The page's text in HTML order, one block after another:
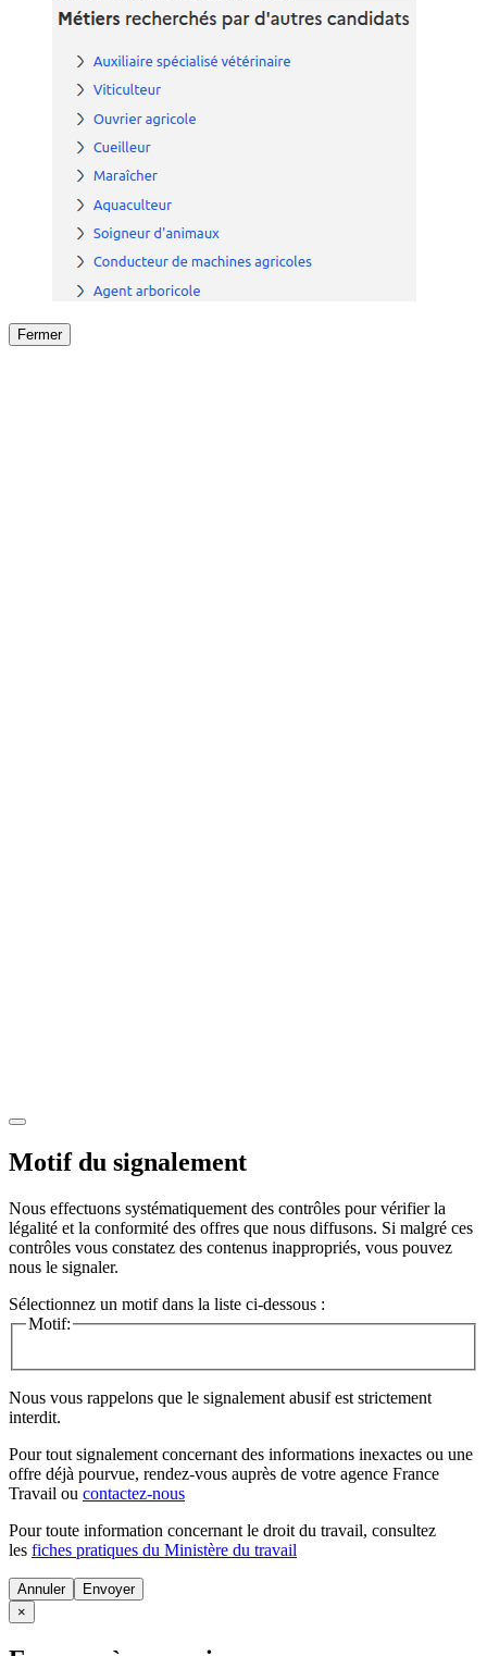
Fermer
Motif du signalement
Nous effectuons systématiquement des contrôles pour vérifier la
légalité et la conformité des offres que nous diffusons. Si malgré ces
contrôles vous constatez des contenus inappropriés, vous pouvez
nous le signaler.
Sélectionnez un motif dans la liste ci-dessous :
Motif:
Nous vous rappelons que le signalement abusif est strictement
interdit.
Pour tout signalement concernant des informations inexactes ou une
offre déjà pourvue, rendez-vous auprès de votre agence France
Travail ou contactez-nous
Pour toute information concernant le droit du travail, consultez
les fiches pratiques du Ministère du travail
Annuler
×